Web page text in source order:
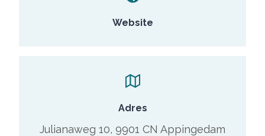
Website
Adres
Julianaweg 10, 9901 CN Appingedam